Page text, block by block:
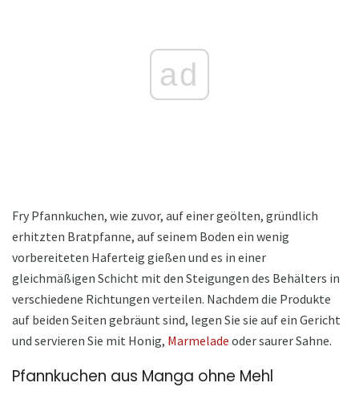
ad
Fry Pfannkuchen, wie zuvor, auf einer geölten, gründlich
erhitzten Bratpfanne, auf seinem Boden ein wenig
vorbereiteten Haferteig gießen und es in einer
gleichmäßigen Schicht mit den Steigungen des Behälters in
verschiedene Richtungen verteilen. Nachdem die Produkte
auf beiden Seiten gebräunt sind, legen Sie sie auf ein Gericht
und servieren Sie mit Honig, Marmelade oder saurer Sahne.
Pfannkuchen aus Manga ohne Mehl